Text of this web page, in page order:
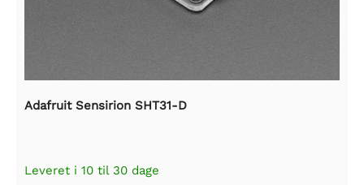
Adafruit Sensirion SHT31-D
Leveret i 10 til 30 dage